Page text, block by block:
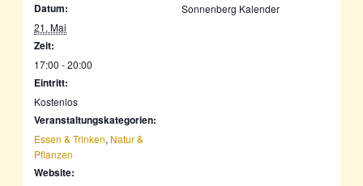
Datum:
21. Mai
Zeit:
17:00 - 20:00
Eintritt:
Kostenlos
Veranstaltungskategorien:
Essen & Trinken, Natur &
Pflanzen
Website:
Sonnenberg Kalender